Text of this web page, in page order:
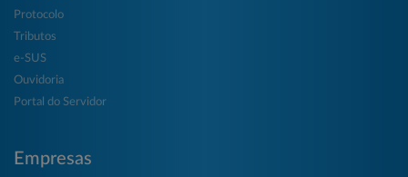
Protocolo
Tributos
e-SUS
Ouvidoria
Portal do Servidor
Empresas